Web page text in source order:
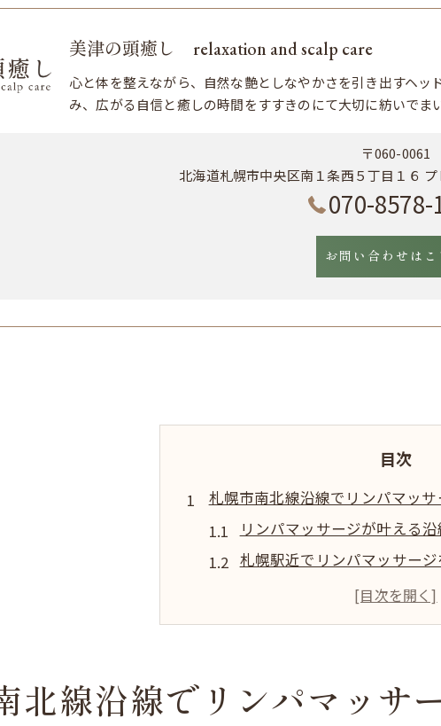
美津の頭癒し relaxation and scalp care
心と体を整えながら、自然な艶としなやかさを引き出すヘ
み、広がる自信と癒しの時間をすすきのにて大切に紡いでま
〒060-0061
北海道札幌市中央区南１条西５丁目１６
070-8578-
お問い合わせはこ
目次
札幌市南北線沿線でリンパマッ
リンパマッサージが叶える
札幌駅近でリンパマッサー
中央区も便利なリンパマッサ
人気のリンパマッサージを
安いリンパマッサージが沿
疲れやむくみに効くリンパの手
北線沿線でリンパマッサ